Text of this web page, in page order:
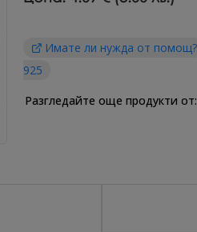
Имате ли нужда от помощ?
925
Разгледайте още продукти от: